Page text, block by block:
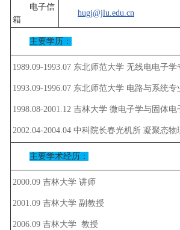
电子信
箱
hugj@jlu.edu.cn
主要学历：
1989.09-1993.07 东北师范大学 无线电电子
1993.09-1996.07 东北师范大学 电路与系统
1998.08-2001.12 吉林大学 微电子学与固体
2002.04-2004.04 中科院长春光机所 凝聚态
主要学术经历：
2000.09 吉林大学 讲师
2001.09 吉林大学 副教授
2006.09 吉林大学 教授